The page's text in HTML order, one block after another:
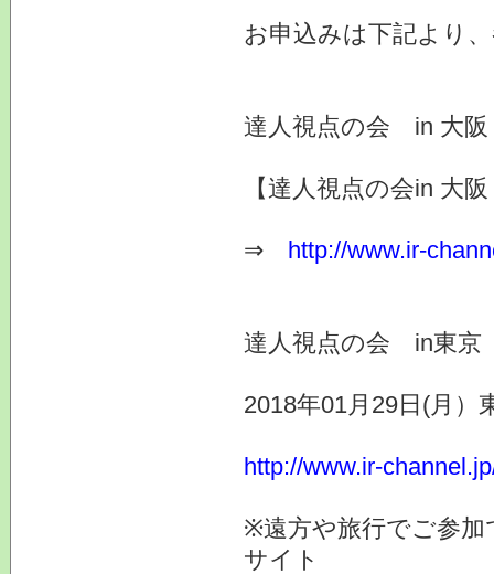
お申込みは下記より
達人視点の会 in 大
【達人視点の会in 大
⇒ http://www.ir-
達人視点の会 in東
2018年01月29日(月
http://www.ir-
※遠方や旅行でご参加
サイト